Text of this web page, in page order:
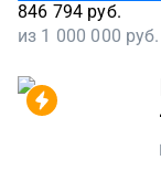
846 794 руб.
из 1 000 000 руб.